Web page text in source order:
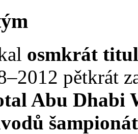
osmkrát
pětkrát
Abu Dhabi